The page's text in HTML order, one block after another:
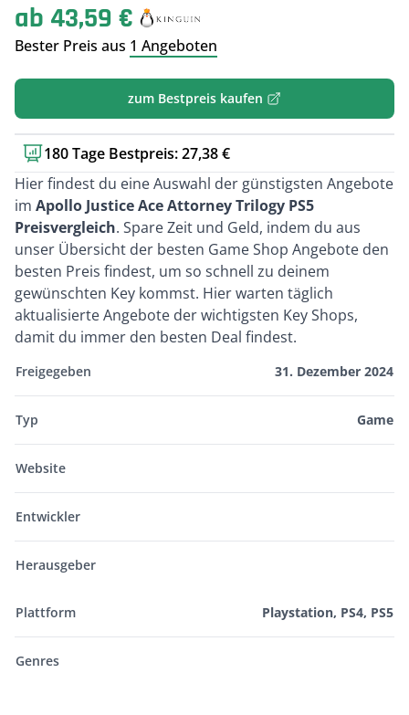
ab 43,59 €
Bester Preis aus 1 Angeboten
zum Bestpreis kaufen
180 Tage Bestpreis: 27,38 €
Kurzbeschreibung
Hier findest du eine Auswahl der günstigsten Angebote
im Apollo Justice Ace Attorney Trilogy PS5
Preisvergleich. Spare Zeit und Geld, indem du aus
unser Übersicht der besten Game Shop Angebote den
besten Preis findest, um so schnell zu deinem
gewünschten Key kommst. Hier warten täglich
aktualisierte Angebote der wichtigsten Key Shops,
damit du immer den besten Deal findest.
Freigegeben 31. Dezember 2024
Typ Game
Website
Entwickler
Herausgeber
Plattform Playstation, PS4, PS5
Genres